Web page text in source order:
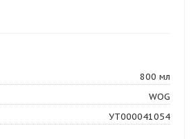
800 мл
WOG
УТ000041054